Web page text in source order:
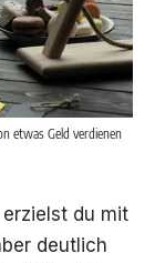
etwas Geld verdienen
du mit
deutlich